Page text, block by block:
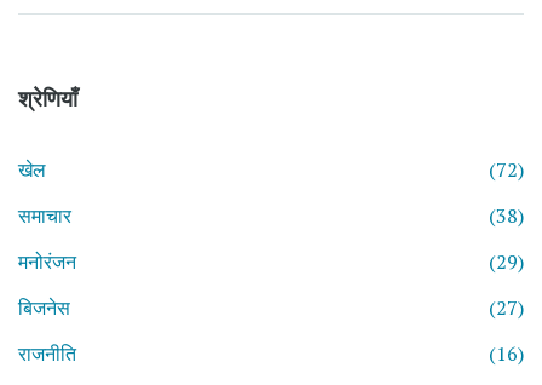
श्रेणियाँ
खेल
(72)
समाचार
(38)
मनोरंजन
(29)
बिजनेस
(27)
राजनीति
(16)